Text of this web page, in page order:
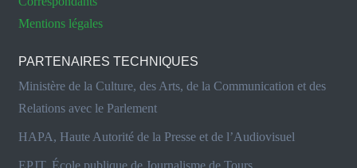
Mentions légales
PARTENAIRES TECHNIQUES
Ministère de la Culture, des Arts, de la Communication et des
Relations avec le Parlement
HAPA, Haute Autorité de la Presse et de l’Audiovisuel